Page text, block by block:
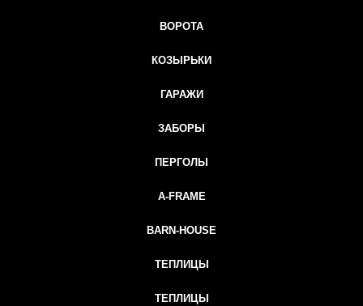
ВОРОТА
КОЗЫРЬКИ
ГАРАЖИ
ЗАБОРЫ
ПЕРГОЛЫ
A-FRAME
BARN-HOUSE
ТЕПЛИЦЫ
ТЕПЛИЦЫ